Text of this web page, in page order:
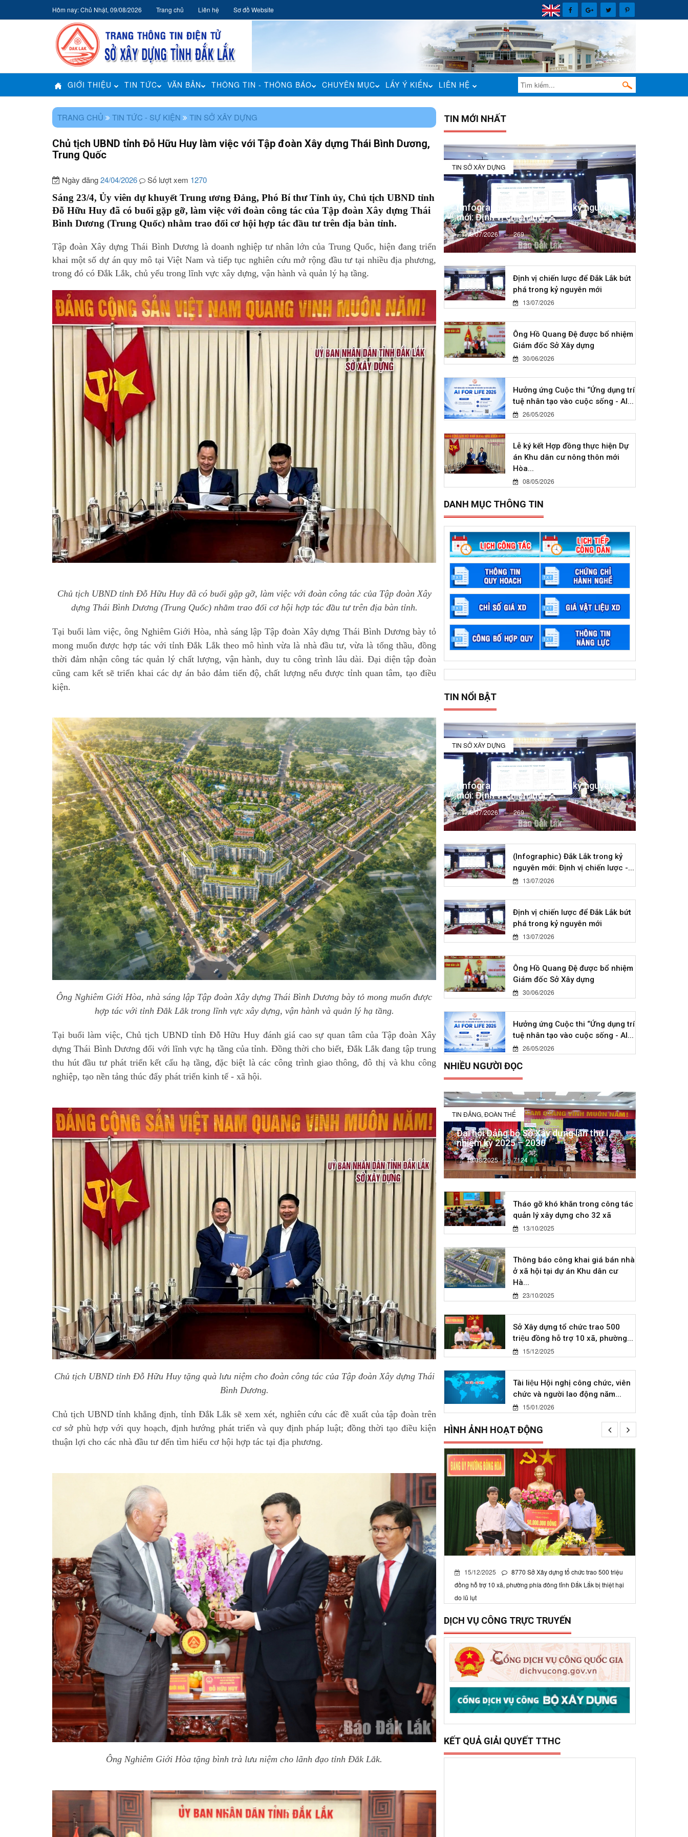
Hôm nay: Chủ Nhật, 09/08/2026 Trang chủ Liên hệ Sơ đồ Website
GIỚI THIỆU TIN TỨC VĂN BẢN THÔNG TIN - THÔNG BÁO CHUYÊN MỤC LẤY Ý KIẾN LIÊN HỆ
TRANG CHỦ TIN TỨC - SỰ KIỆN TIN SỞ XÂY DỰNG
Chủ tịch UBND tỉnh Đỗ Hữu Huy làm việc với Tập đoàn Xây dựng Thái Bình Dương,
Trung Quốc
Ngày đăng24/04/2026 Số lượt xem 1270
Sáng 23/4, Ủy viên dự khuyết Trung ương Đảng, Phó Bí thư Tỉnh ủy, Chủ tịch UBND tỉnh
Đỗ Hữu Huy đã có buổi gặp gỡ, làm việc với đoàn công tác của Tập đoàn Xây dựng Thái
Bình Dương (Trung Quốc) nhằm trao đổi cơ hội hợp tác đầu tư trên địa bàn tỉnh.
Tập đoàn Xây dựng Thái Bình Dương là doanh nghiệp tư nhân lớn của Trung Quốc, hiện đang triển
khai một số dự án quy mô tại Việt Nam và tiếp tục nghiên cứu mở rộng đầu tư tại nhiều địa phương,
trong đó có Đắk Lắk, chủ yếu trong lĩnh vực xây dựng, vận hành và quản lý hạ tầng.
Chủ tịch UBND tỉnh Đỗ Hữu Huy đã có buổi gặp gỡ, làm việc với đoàn công tác của Tập đoàn Xây
dựng Thái Bình Dương (Trung Quốc) nhằm trao đổi cơ hội hợp tác đầu tư trên địa bàn tỉnh.
Tại buổi làm việc, ông Nghiêm Giới Hòa, nhà sáng lập Tập đoàn Xây dựng Thái Bình Dương bày tỏ
mong muốn được hợp tác với tỉnh Đắk Lắk theo mô hình vừa là nhà đầu tư, vừa là tổng thầu, đồng
thời đảm nhận công tác quản lý chất lượng, vận hành, duy tu công trình lâu dài. Đại diện tập đoàn
cũng cam kết sẽ triển khai các dự án bảo đảm tiến độ, chất lượng nếu được tỉnh quan tâm, tạo điều
kiện.
Ông Nghiêm Giới Hòa, nhà sáng lập Tập đoàn Xây dựng Thái Bình Dương bày tỏ mong muốn được
hợp tác với tỉnh Đắk Lắk trong lĩnh vực xây dựng, vận hành và quản lý hạ tầng.
Tại buổi làm việc, Chủ tịch UBND tỉnh Đỗ Hữu Huy đánh giá cao sự quan tâm của Tập đoàn Xây
dựng Thái Bình Dương đối với lĩnh vực hạ tầng của tỉnh. Đồng thời cho biết, Đắk Lắk đang tập trung
thu hút đầu tư phát triển kết cấu hạ tầng, đặc biệt là các công trình giao thông, đô thị và khu công
nghiệp, tạo nền tảng thúc đẩy phát triển kinh tế - xã hội.
Chủ tịch UBND tỉnh Đỗ Hữu Huy tặng quà lưu niệm cho đoàn công tác của Tập đoàn Xây dựng Thái
Bình Dương.
Chủ tịch UBND tỉnh khẳng định, tỉnh Đắk Lắk sẽ xem xét, nghiên cứu các đề xuất của tập đoàn trên
cơ sở phù hợp với quy hoạch, định hướng phát triển và quy định pháp luật; đồng thời tạo điều kiện
thuận lợi cho các nhà đầu tư đến tìm hiểu cơ hội hợp tác tại địa phương.
Ông Nghiêm Giới Hòa tặng bình trà lưu niệm cho lãnh đạo tỉnh Đắk Lắk.
TIN MỚI NHẤT
TIN SỞ XÂY DỰNG
(Infographic) Đắk Lắk trong kỷ nguyên
mới: Định vị chiến lược -...
13/07/2026 269
Định vị chiến lược để Đắk Lắk bứt
phá trong kỷ nguyên mới
13/07/2026
Ông Hồ Quang Đệ được bổ nhiệm
Giám đốc Sở Xây dựng
30/06/2026
Hưởng ứng Cuộc thi “Ứng dụng trí
tuệ nhân tạo vào cuộc sống - AI...
26/05/2026
Lễ ký kết Hợp đồng thực hiện Dự
án Khu dân cư nông thôn mới
Hòa...
08/05/2026
DANH MỤC THÔNG TIN
TIN NỔI BẬT
TIN SỞ XÂY DỰNG
(Infographic) Đắk Lắk trong kỷ nguyên
mới: Định vị chiến lược -...
13/07/2026 269
(Infographic) Đắk Lắk trong kỷ
nguyên mới: Định vị chiến lược -...
13/07/2026
Định vị chiến lược để Đắk Lắk bứt
phá trong kỷ nguyên mới
13/07/2026
Ông Hồ Quang Đệ được bổ nhiệm
Giám đốc Sở Xây dựng
30/06/2026
Hưởng ứng Cuộc thi “Ứng dụng trí
tuệ nhân tạo vào cuộc sống - AI...
26/05/2026
NHIỀU NGƯỜI ĐỌC
TIN ĐẢNG, ĐOÀN THỂ
Đại hội Đảng bộ Sở Xây dựng lần thứ I,
nhiệm kỳ 2025 – 2030
19/08/2025 7124
Tháo gỡ khó khăn trong công tác
quản lý xây dựng cho 32 xã
13/10/2025
Thông báo công khai giá bán nhà
ở xã hội tại dự án Khu dân cư
Hà...
23/10/2025
Sở Xây dựng tổ chức trao 500
triệu đồng hỗ trợ 10 xã, phường...
15/12/2025
Tài liệu Hội nghị công chức, viên
chức và người lao động năm...
15/01/2026
HÌNH ẢNH HOẠT ĐỘNG
Sở Xây dựng tổ chức trao 500 triệu đồng hỗ trợ 10
xã, phường phía đông tỉnh Đắk Lắk bị thiệt hại do lũ
lụt
DỊCH VỤ CÔNG TRỰC TRUYẾN